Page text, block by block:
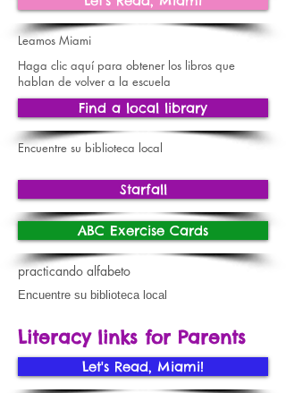
Leamos Miami
Haga clic aquí para obtener los libros que
hablan de volver a la escuela
Find a local library
Encuentre su biblioteca local
Starfall
ABC Exercise Cards
practicando alfabeto
Encuentre su biblioteca local
Literacy links for Parents
Let's Read, Miami!